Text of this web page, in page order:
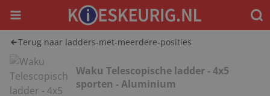
Menu
Terug naar ladders-met-meerdere-posities
Waku Telescopische ladder - 4x5
sporten - Aluminium